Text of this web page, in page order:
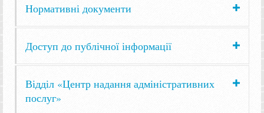
Нормативні документи
Доступ до публічної інформації
Відділ «Центр надання адміністративних
послуг»